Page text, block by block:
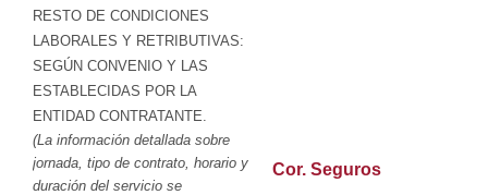
RESTO DE CONDICIONES
LABORALES Y RETRIBUTIVAS:
SEGÚN CONVENIO Y LAS
ESTABLECIDAS POR LA
ENTIDAD CONTRATANTE.
(La información detallada sobre
jornada, tipo de contrato, horario y
duración del servicio se
Cor. Seguros